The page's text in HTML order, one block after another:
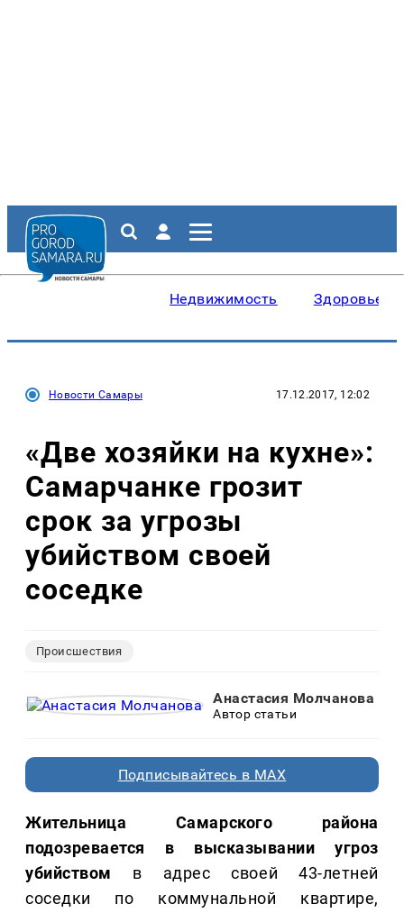
Недвижимость Здоровье
Новости Самары 17.12.2017, 12:02
«Две хозяйки на кухне»:
Самарчанке грозит
срок за угрозы
убийством своей
соседке
Происшествия
Анастасия Молчанова
Автор статьи
Подписывайтесь в MAX
Жительница Самарского района
подозревается в высказывании угроз
убийством в адрес своей 43-летней
соседки по коммунальной квартире,